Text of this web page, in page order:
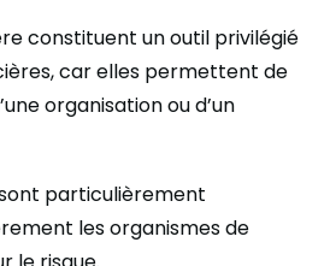
constituent un outil privilégié
car elles permettent de
organisation ou d’un
particulièrement
les organismes de